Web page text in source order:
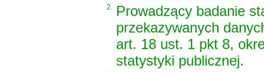
2. Prowadzący badanie
przekazywanych
art. 18 ust. 1 pkt 8,
statystyki publicznej.